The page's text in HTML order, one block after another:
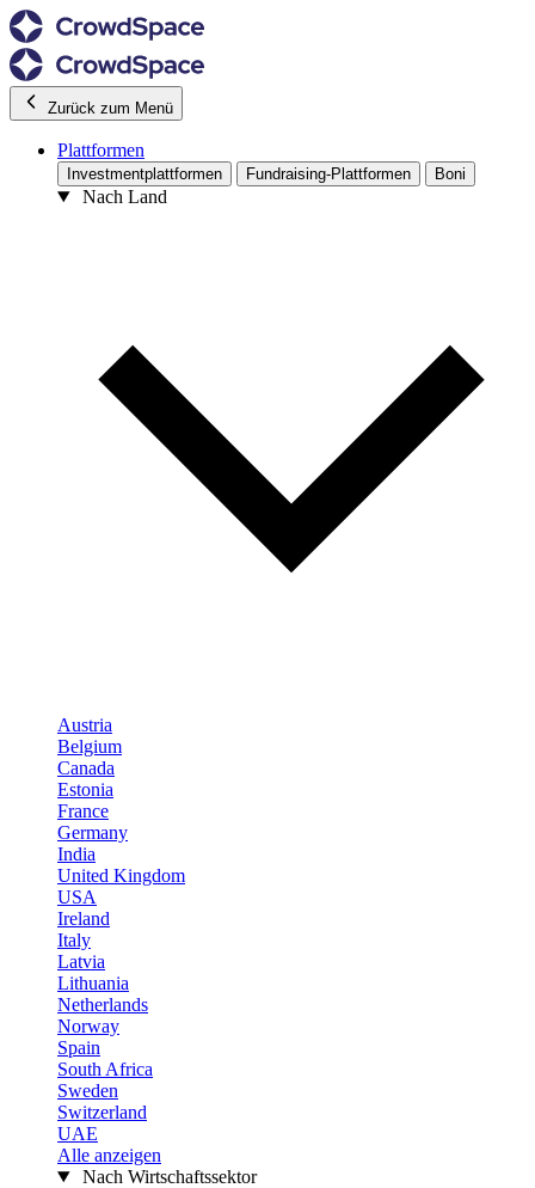
Zurück zum Menü
Plattformen
Investmentplattformen Fundraising-Plattformen Boni
Nach Land
Austria
Belgium
Canada
Estonia
France
Germany
India
United Kingdom
USA
Ireland
Italy
Latvia
Lithuania
Netherlands
Norway
Spain
South Africa
Sweden
Switzerland
UAE
Alle anzeigen
Nach Wirtschaftssektor